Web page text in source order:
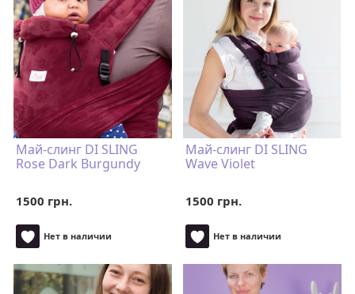
Май-слинг DI SLING
Rose Dark Burgundy
1500 грн.
Нет в наличии
Май-слинг DI SLING
Wave Violet
1500 грн.
Нет в наличии